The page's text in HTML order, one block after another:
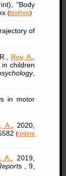
"Body
(bioRxiv)
of
Roy, A.
children
,
in motor
A.
, 2020,
(online
A.
, 2019,
, 9,